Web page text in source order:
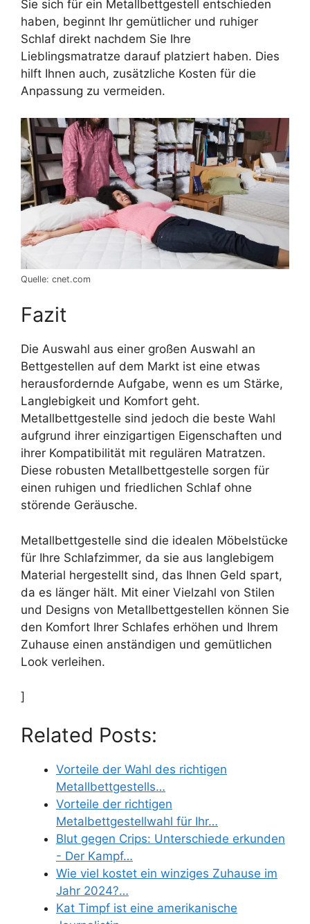
Sie sich für ein Metallbettgestell entschieden
haben, beginnt Ihr gemütlicher und ruhiger
Schlaf direkt nachdem Sie Ihre
Lieblingsmatratze darauf platziert haben. Dies
hilft Ihnen auch, zusätzliche Kosten für die
Anpassung zu vermeiden.
Quelle: cnet.com
Fazit
Die Auswahl aus einer großen Auswahl an
Bettgestellen auf dem Markt ist eine etwas
herausfordernde Aufgabe, wenn es um Stärke,
Langlebigkeit und Komfort geht.
Metallbettgestelle sind jedoch die beste Wahl
aufgrund ihrer einzigartigen Eigenschaften und
ihrer Kompatibilität mit regulären Matratzen.
Diese robusten Metallbettgestelle sorgen für
einen ruhigen und friedlichen Schlaf ohne
störende Geräusche.
Metallbettgestelle sind die idealen Möbelstücke
für Ihre Schlafzimmer, da sie aus langlebigem
Material hergestellt sind, das Ihnen Geld spart,
da es länger hält. Mit einer Vielzahl von Stilen
und Designs von Metallbettgestellen können Sie
den Komfort Ihrer Schlafes erhöhen und Ihrem
Zuhause einen anständigen und gemütlichen
Look verleihen.
]
Related Posts:
Vorteile der Wahl des richtigen
Metallbettgestells…
Vorteile der richtigen
Metalbettgestellwahl für Ihr…
Blut gegen Crips: Unterschiede erkunden
- Der Kampf…
Wie viel kostet ein winziges Zuhause im
Jahr 2024?…
Kat Timpf ist eine amerikanische